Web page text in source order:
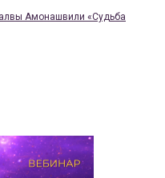
Амонашвили «Судьба